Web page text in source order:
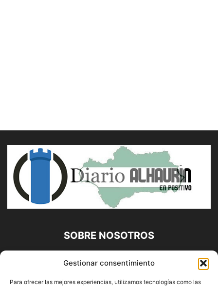
Gestionar consentimiento
Para ofrecer las mejores experiencias, utilizamos tecnologías como las
SOBRE NOSOTROS
Diario Alhaurín (www.alhaurindelatorre.com) Propiedad de
Francisco E. López López | 639 95 71 95 | Noticias de
Alhaurín de la Torre, Málaga y Provincia|